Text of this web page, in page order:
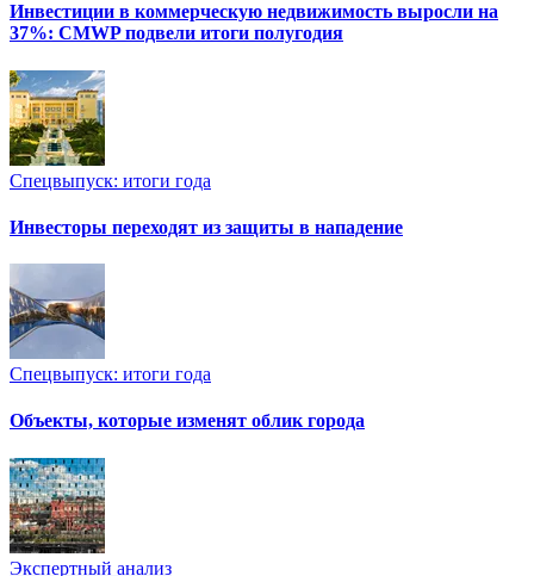
Инвестиции в коммерческую недвижимость выросли на
37%: CMWP подвели итоги полугодия
Спецвыпуск: итоги года
Инвесторы переходят из защиты в нападение
Спецвыпуск: итоги года
Объекты, которые изменят облик города
Экспертный анализ